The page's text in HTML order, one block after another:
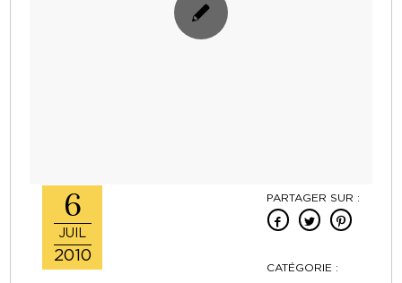
6
JUIL
2010
PARTAGER SUR :
CATÉGORIE :